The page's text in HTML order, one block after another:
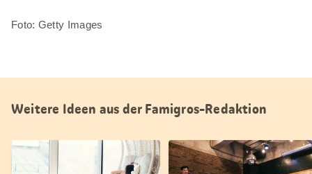
Foto: Getty Images
Weitere Ideen aus der Famigros-Redaktion